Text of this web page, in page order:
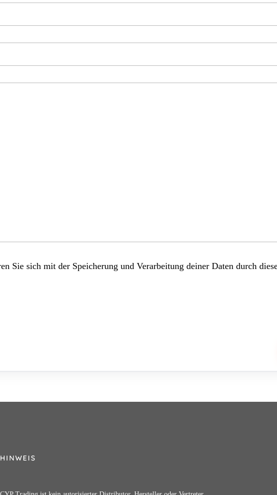
Sie sich mit der Speicherung und Verarbeitung deiner Daten durch
HINWEIS